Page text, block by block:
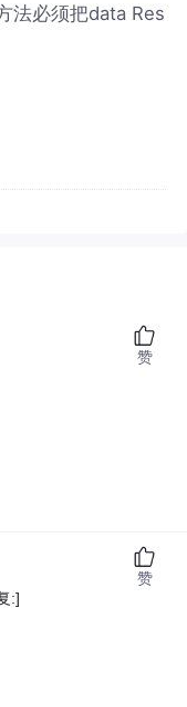
法必须把data Res
赞
:]
赞